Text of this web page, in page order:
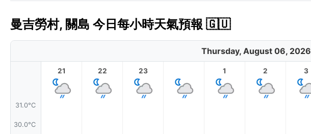
曼吉勞村, 關島 今日每小時天氣預報 🇬🇺
Thursday, August 06, 2026
31.0°C
30.0°C
21 22 23 1 2 3